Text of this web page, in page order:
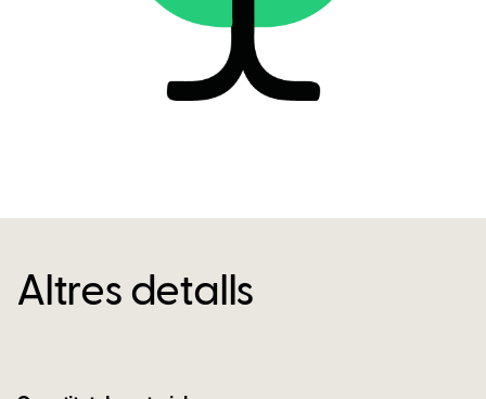
Altres detalls